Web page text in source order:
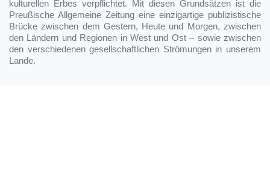
kulturellen Erbes verpflichtet. Mit diesen Grundsätzen ist die
Preußische Allgemeine Zeitung eine einzigartige publizistische
Brücke zwischen dem Gestern, Heute und Morgen, zwischen
den Ländern und Regionen in West und Ost – sowie zwischen
den verschiedenen gesellschaftlichen Strömungen in unserem
Lande.